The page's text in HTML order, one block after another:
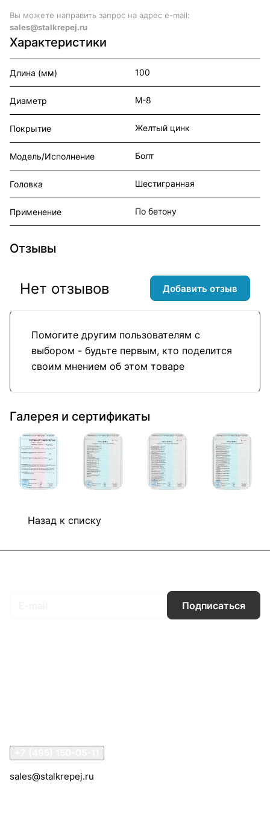
Вы можете направить запрос на адрес e-mail:
sales@stalkrepej.ru
Характеристики
Длина (мм) 100
Диаметр М-8
Покрытие Желтый цинк
Модель/Исполнение Болт
Головка Шестигранная
Применение По бетону
Отзывы
Помогите другим пользователям с
выбором - будьте первым, кто поделится
своим мнением об этом товаре
Нет отзывов Добавить отзыв
Галерея и сертификаты
Назад к списку
Подписаться
sales@stalkrepej.ru